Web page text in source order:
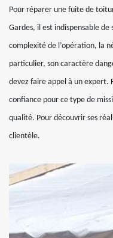
Pour réparer une fuite de
Gardes, il est indispensable de
complexité de l’opération, la
particulier, son caractère
devez faire appel à un expert.
confiance pour ce type de
qualité. Pour découvrir ses
clientèle.